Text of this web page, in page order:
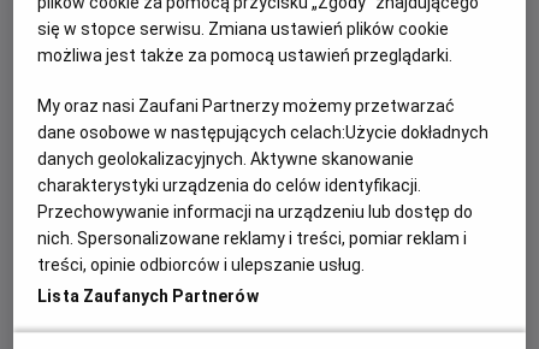
Każde miasto ma swojego Spider-Mana –
KONKURS!
się w stopce serwisu. Zmiana ustawień plików cookie
możliwa jest także za pomocą ustawień przeglądarki.
My oraz nasi Zaufani Partnerzy możemy przetwarzać
dane osobowe w następujących celach:Użycie dokładnych
danych geolokalizacyjnych. Aktywne skanowanie
charakterystyki urządzenia do celów identyfikacji.
Przechowywanie informacji na urządzeniu lub dostęp do
nich. Spersonalizowane reklamy i treści, pomiar reklam i
treści, opinie odbiorców i ulepszanie usług.
Lista Zaufanych Partnerów